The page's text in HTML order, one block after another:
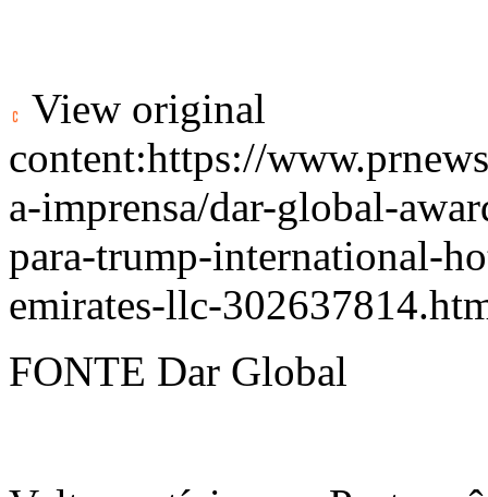
View original
content:https://
a-imprensa/dar-global-
para-trump-international-
emirates-llc-
FONTE Dar Global